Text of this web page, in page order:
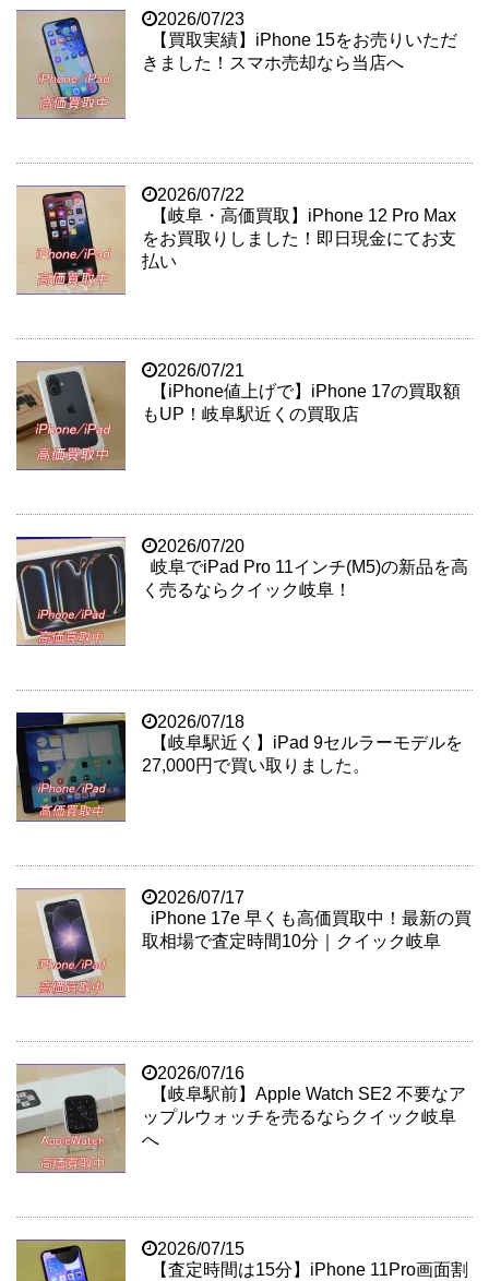
2026/07/23
【買取実績】iPhone 15をお売りいただ
きました！スマホ売却なら当店へ
2026/07/22
【岐阜・高価買取】iPhone 12 Pro Max
をお買取りしました！即日現金にてお支
払い
2026/07/21
【iPhone値上げで】iPhone 17の買取額
もUP！岐阜駅近くの買取店
2026/07/20
岐阜でiPad Pro 11インチ(M5)の新品を高
く売るならクイック岐阜！
2026/07/18
【岐阜駅近く】iPad 9セルラーモデルを
27,000円で買い取りました。
2026/07/17
iPhone 17e 早くも高価買取中！最新の買
取相場で査定時間10分｜クイック岐阜
2026/07/16
【岐阜駅前】Apple Watch SE2 不要なア
ップルウォッチを売るならクイック岐阜
へ
2026/07/15
【査定時間は15分】iPhone 11Pro画面割